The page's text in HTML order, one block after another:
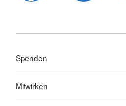
Spenden
Mitwirken